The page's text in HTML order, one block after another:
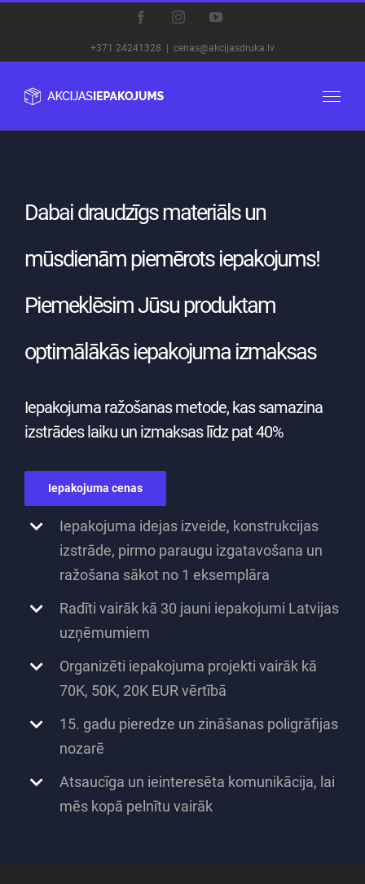
content
FacebookInstagramYouTube
+371 24241328 cenas@akcijasdruka.lv
Dabai draudzīgs materiāls un
mūsdienām piemērots iepakojums!
Piemeklēsim Jūsu produktam
optimālākās iepakojuma izmaksas
Iepakojuma ražošanas metode, kas samazina
izstrādes laiku un izmaksas līdz pat 40%
Iepakojuma cenas
Iepakojuma idejas izveide, konstrukcijas
izstrāde, pirmo paraugu izgatavošana un
ražošana sākot no 1 eksemplāra
Radīti vairāk kā 30 jauni iepakojumi Latvijas
uzņēmumiem
Organizēti iepakojuma projekti vairāk kā
70K, 50K, 20K EUR vērtībā
15. gadu pieredze un zināšanas poligrāfijas
nozarē
Atsaucīga un ieinteresēta komunikācija, lai
mēs kopā pelnītu vairāk